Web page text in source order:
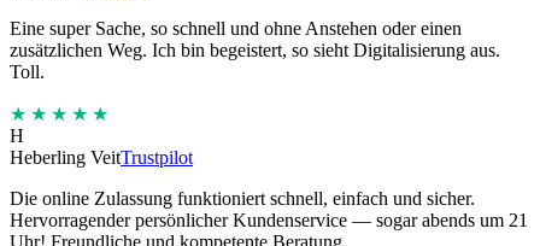
Eine super Sache, so schnell und ohne Anstehen oder einen
zusätzlichen Weg. Ich bin begeistert, so sieht Digitalisierung aus.
Toll.
★★★★★
H
Heberling VeitTrustpilot
Die online Zulassung funktioniert schnell, einfach und sicher.
Hervorragender persönlicher Kundenservice — sogar abends um 21